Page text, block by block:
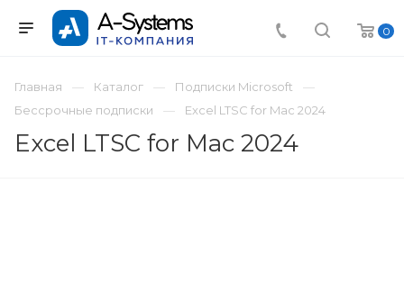
0
Главная Каталог
Подписки Microsoft
Бессрочные подписки
Excel LTSC for Mac 2024
Excel LTSC for Mac 2024